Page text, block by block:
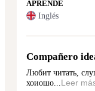
APRENDE
Inglés
Compañero
Любит читать,
хоиошо... Leer